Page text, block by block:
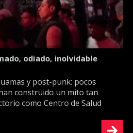
odiado, inolvidable
y post-punk: pocos
construido un mito tan
como Centro de Salud